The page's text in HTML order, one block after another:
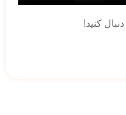
دنبال کنید!